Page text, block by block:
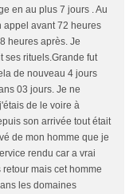
en au plus 7 jours . Au
appel avant 72 heures
heures après. Je
ses rituels.Grande fut
de nouveau 4 jours
03 jours. Je ne
de le voire à
son arrivée tout était
de mon homme que je
rendu car a vrai
mais cet homme
les domaines